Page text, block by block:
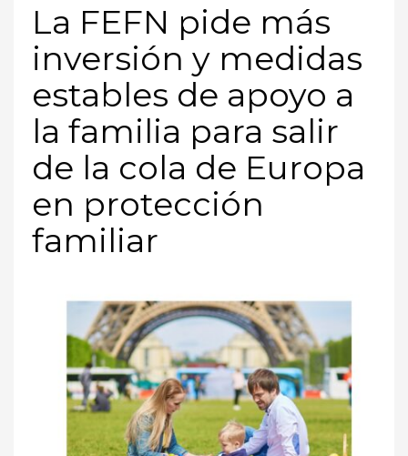
La FEFN pide más
inversión y medidas
estables de apoyo a
la familia para salir
de la cola de Europa
en protección
familiar